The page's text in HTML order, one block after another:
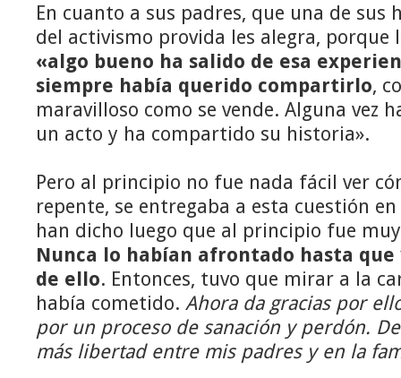
En cuanto a sus padres, que una de sus
del activismo provida les alegra, porque
«algo bueno ha salido de esa
siempre había querido compartirlo,
maravilloso como se vende. Alguna vez
un acto y ha compartido su historia».
Pero al principio no fue nada fácil ver
repente, se entregaba a esta cuestión
han dicho luego que al principio fue
Nunca lo habían afrontado hasta que
de ello. Entonces, tuvo que mirar a la
había cometido. Ahora da gracias por
por un proceso de sanación y perdón.
más libertad entre mis padres y en la